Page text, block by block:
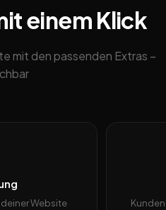
einem Klick
mit den passenden Extras –
Website